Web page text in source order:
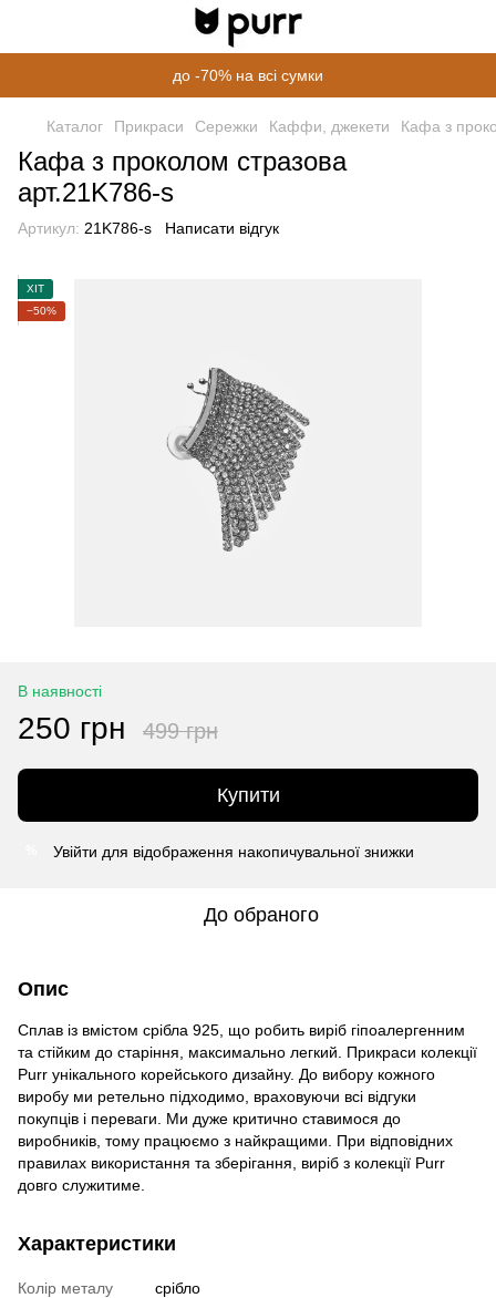
до -70% на всі сумки
Каталог Прикраси Сережки Каффи, джекети Кафа з
Кафа з проколом стразова
арт.21K786-s
Артикул: 21K786-s Написати відгук
ХІТ
−50%
В наявності
250 грн 499 грн
Купити
Увійти для відображення накопичувальної знижки
До обраного
Опис
Сплав із вмістом срібла 925, що робить виріб гіпоалергенним
та стійким до старіння, максимально легкий. Прикраси колекції
Purr унікального корейського дизайну. До вибору кожного
виробу ми ретельно підходимо, враховуючи всі відгуки
покупців і переваги. Ми дуже критично ставимося до
виробників, тому працюємо з найкращими. При відповідних
правилах використання та зберігання, виріб з колекції Purr
довго служитиме.
Характеристики
Колір металу
срібло